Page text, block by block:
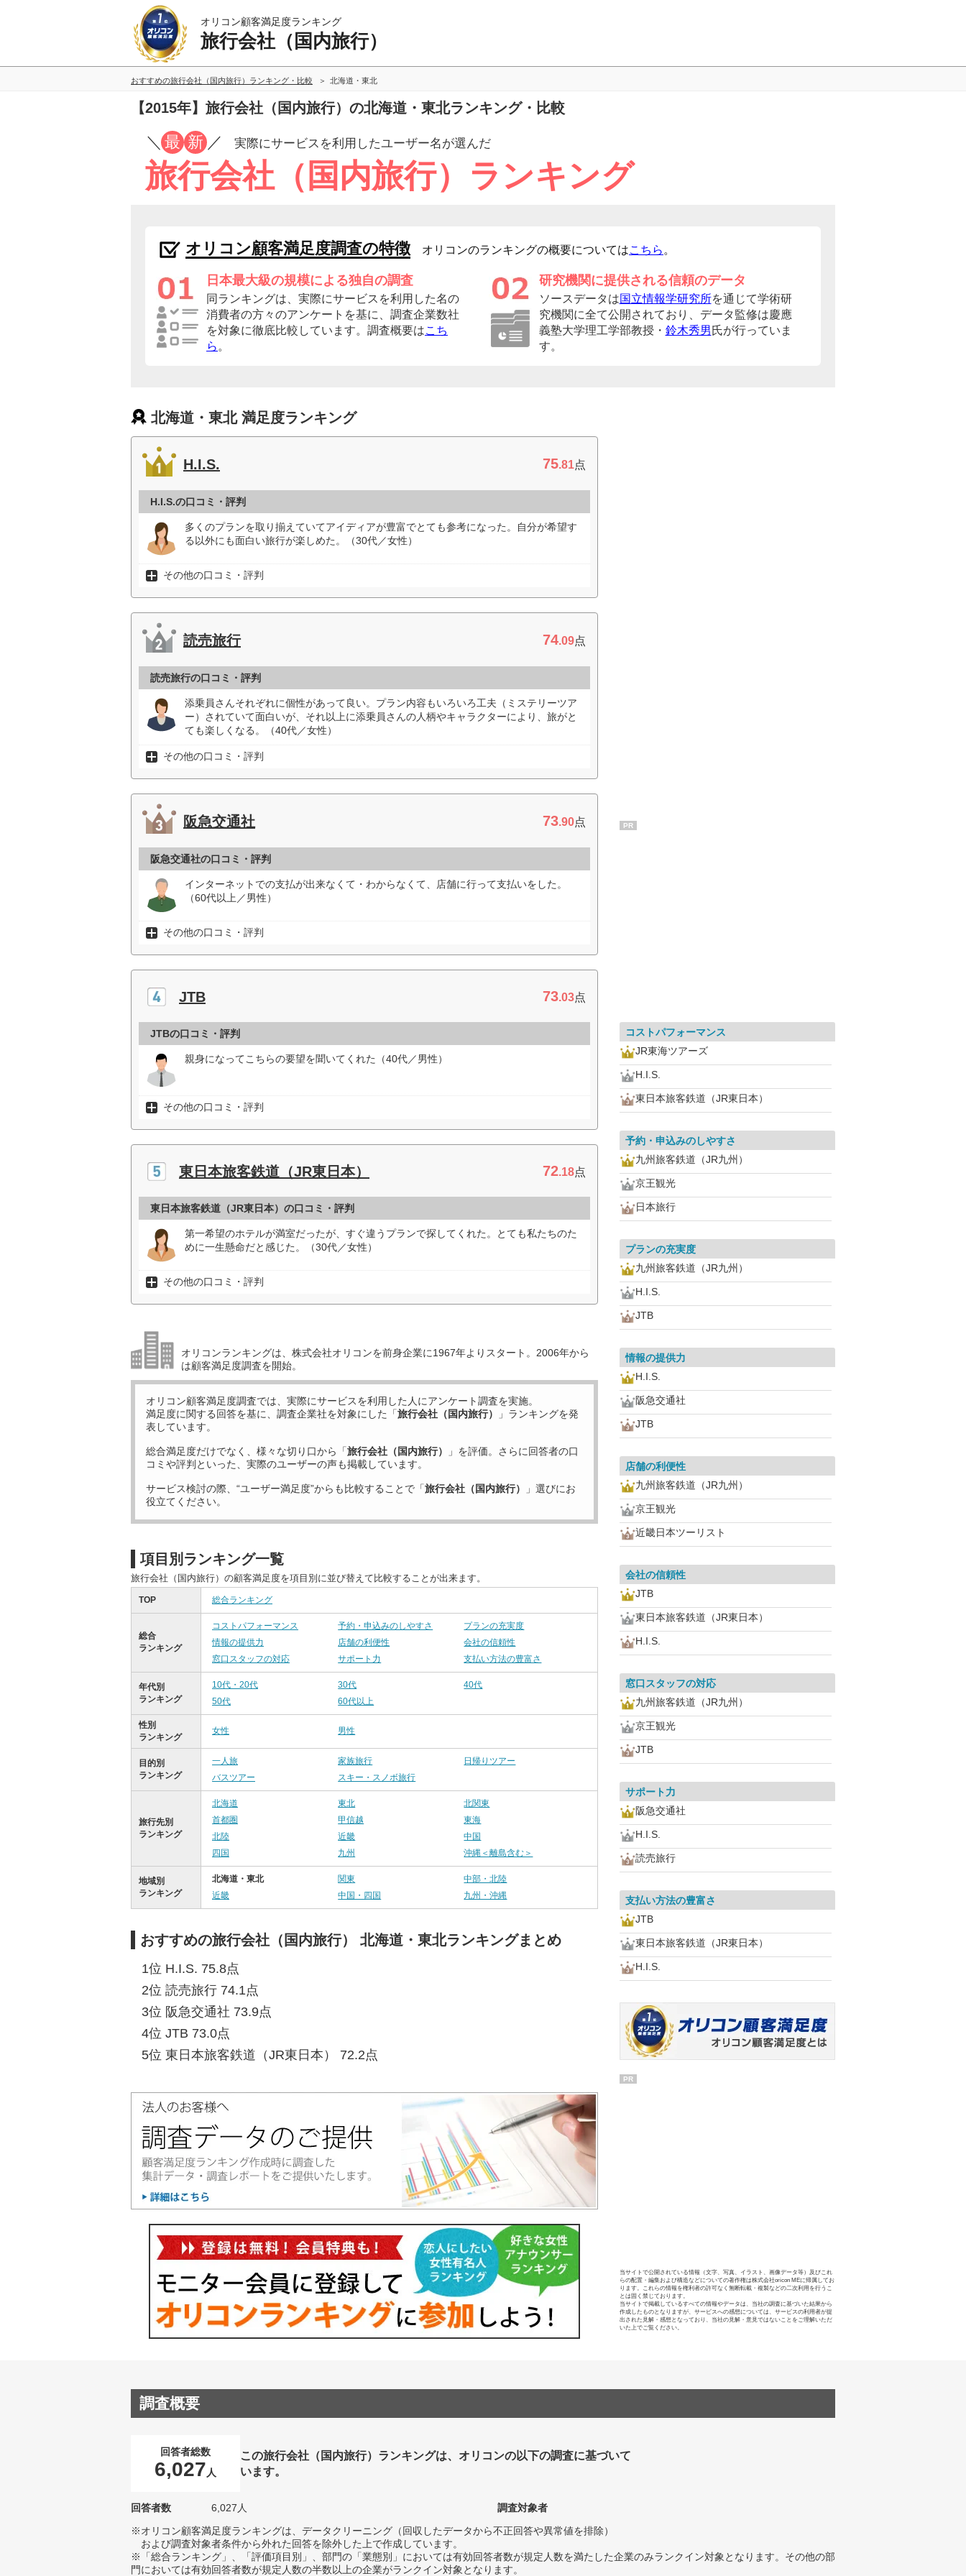
オリコン顧客満足度ランキング
旅行会社（国内旅行）
おすすめの旅行会社（国内旅行）ランキング・比較 北海道・東北
【2015年】旅行会社（国内旅行）の北海道・東北ランキング・比較
／ 最 新 ／ 実際にサービスを利用したユーザー名が選んだ
旅行会社（国内旅行）ランキング
オリコン顧客満足度調査の特徴 オリコンのランキングの概要についてはこちら 。
日本最大級の規模による独自の調査
同ランキングは、実際にサービスを利用した名の
消費者の方々のアンケートを基に、調査企業数社
を対象に徹底比較しています。調査概要はこち
ら 。
研究機関に提供される信頼のデータ
ソースデータは国立情報学研究所を通じて学術研
究機関に全て公開されており、データ監修は慶應
義塾大学理工学部教授・ 鈴木秀男 氏が行っていま
す。
北海道・東北 満足度ランキング
H.I.S. 75.81点
H.I.S.の口コミ・評判
多くのプランを取り揃えていてアイディアが豊富でとても参考になった。自分が希望す
る以外にも面白い旅行が楽しめた。（30代／女性）
その他の口コミ・評判
読売旅行 74.09点
読売旅行の口コミ・評判
添乗員さんそれぞれに個性があって良い。プラン内容もいろいろ工夫（ミステリーツア
ー）されていて面白いが、それ以上に添乗員さんの人柄やキャラクターにより、旅がと
ても楽しくなる。（40代／女性）
その他の口コミ・評判
阪急交通社 73.90点
阪急交通社の口コミ・評判
インターネットでの支払が出来なくて・わからなくて、店舗に行って支払いをした。
（60代以上／男性）
その他の口コミ・評判
JTB 73.03点
JTBの口コミ・評判
親身になってこちらの要望を聞いてくれた（40代／男性）
その他の口コミ・評判
東日本旅客鉄道（JR東日本） 72.18点
東日本旅客鉄道（JR東日本）の口コミ・評判
第一希望のホテルが満室だったが、すぐ違うプランで探してくれた。とても私たちのた
めに一生懸命だと感じた。（30代／女性）
その他の口コミ・評判
オリコンランキングは、株式会社オリコンを前身企業に1967年よりスタート。2006年から
は顧客満足度調査を開始。
オリコン顧客満足度調査では、実際にサービスを利用した 人にアンケート調査を実施。
満足度に関する回答を基に、調査企業社を対象にした「旅行会社（国内旅行）
」ランキングを発
表しています。
総合満足度だけでなく、様々な切り口から「旅行会社（国内旅行）
」を評価。さらに回答者の口
コミや評判といった、実際のユーザーの声も掲載しています。
サービス検討の際、“ユーザー満足度”からも比較することで「旅行会社（国内旅行）
」選びにお
役立てください。
項目別ランキング一覧
旅行会社（国内旅行）の顧客満足度を項目別に並び替えて比較することが出来ます。
TOP 総合ランキング
総合
ランキング
コストパフォーマンス 予約・申込みのしやすさ
プランの充実度
情報の提供力
店舗の利便性
会社の信頼性
窓口スタッフの対応
サポート力 支払い方法の豊富さ
年代別
ランキング
10代・20代 30代
40代
50代
60代以上
性別
ランキング
女性 男性
目的別
ランキング
一人旅 家族旅行
日帰りツアー
バスツアー
スキー・スノボ旅行
旅行先別
ランキング
北海道 東北
北関東
首都圏
甲信越
東海
北陸
近畿
中国
四国
九州 沖縄＜離島含む＞
地域別
ランキング
北海道・東北 関東
中部・北陸
近畿
中国・四国 九州・沖縄
おすすめの旅行会社（国内旅行） 北海道・東北ランキングまとめ
1位 H.I.S. 75.8点
2位 読売旅行 74.1点
3位 阪急交通社 73.9点
4位 JTB 73.0点
5位 東日本旅客鉄道（JR東日本） 72.2点
PR
コストパフォーマンス
JR東海ツアーズ
H.I.S.
東日本旅客鉄道（JR東日本）
予約・申込みのしやすさ
九州旅客鉄道（JR九州）
京王観光
日本旅行
プランの充実度
九州旅客鉄道（JR九州）
H.I.S.
JTB
情報の提供力
H.I.S.
阪急交通社
JTB
店舗の利便性
九州旅客鉄道（JR九州）
京王観光
近畿日本ツーリスト
会社の信頼性
JTB
東日本旅客鉄道（JR東日本）
H.I.S.
窓口スタッフの対応
九州旅客鉄道（JR九州）
京王観光
JTB
サポート力
阪急交通社
H.I.S.
読売旅行
支払い方法の豊富さ
JTB
東日本旅客鉄道（JR東日本）
H.I.S.
PR
当サイトで公開されている情報（文字、写真、イラスト、画像データ等）及びこれ
らの配置・編集および構造などについての著作権は株式会社oricon MEに帰属してお
ります。これらの情報を権利者の許可なく無断転載・複製などの二次利用を行うこ
とは固く禁じております。
当サイトで掲載しているすべての情報やデータは、当社の調査に基づいた結果から
作成したものとなりますが、サービスへの感想については、サービスの利用者が提
出された見解・感想となっており、当社の見解・意見ではないことをご理解いただ
いた上でご覧ください。
調査概要
回答者総数
6,027 人
この旅行会社（国内旅行）ランキングは、オリコンの以下の調査に基づいて
います。
回答者数 6,027人
調査対象者
※オリコン顧客満足度ランキングは、データクリーニング（回収したデータから不正回答や異常値を排除）
および調査対象者条件から外れた回答を除外した上で作成しています。
※「総合ランキング」、「評価項目別」、部門の「業態別」においては有効回答者数が規定人数を満たした企業のみランクイン対象となります。その他の部
門においては有効回答者数が規定人数の半数以上の企業がランクイン対象となります。